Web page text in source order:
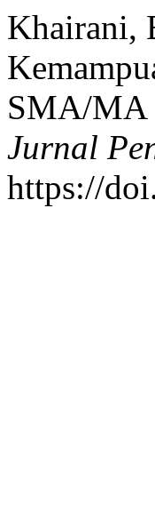
Khairani,
SMA/MA
Jurnal
https://